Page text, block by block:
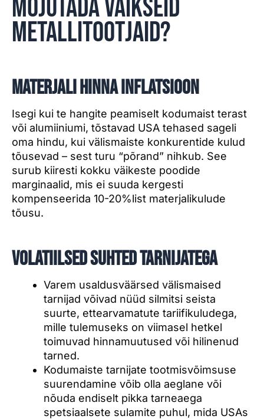
mõjutada väikseid
metallitootjaid?
Materjali hinna inflatsioon
Isegi kui te hangite peamiselt kodumaist terast
või alumiiniumi, tõstavad USA tehased sageli
oma hindu, kui välismaiste konkurentide kulud
tõusevad – sest turu “põrand” nihkub. See
surub kiiresti kokku väikeste poodide
marginaalid, mis ei suuda kergesti
kompenseerida 10-20%list materjalikulude
tõusu.
Volatiilsed suhted tarnijatega
Varem usaldusväärsed välismaised
tarnijad võivad nüüd silmitsi seista
suurte, ettearvamatute tariifikuludega,
mille tulemuseks on viimasel hetkel
toimuvad hinnamuutused või hilinenud
tarned.
Kodumaiste tarnijate tootmisvõimsuse
suurendamine võib olla aeglane või
nõuda endiselt pikka tarneaega
spetsiaalsete sulamite puhul, mida USAs